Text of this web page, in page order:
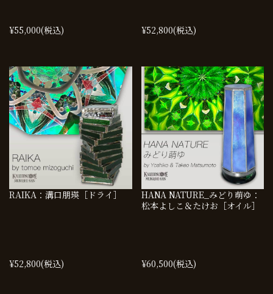
¥55,000(税込) ¥52,800(税込)
RAIKA：溝口朋瑛［ドライ］
¥52,800(税込)
HANA NATURE_みどり萌ゆ：
松本よしこ＆たけお［オイル］
¥60,500(税込)